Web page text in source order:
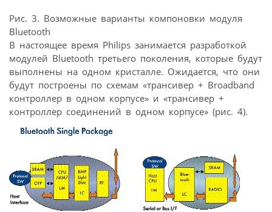
Рис. 3. Возможные варианты компоновки модуля
Bluetooth
В настоящее время Philips занимается разработкой
модулей Bluetooth третьего поколения, которые будут
выполнены на одном кристалле. Ожидается, что они
будут построены по схемам «трансивер + Broadband
контроллер в одном корпусе» и «трансивер +
контроллер соединений в одном корпусе» (рис. 4).